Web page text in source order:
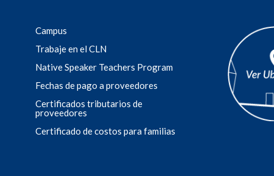
sostenible...
Leer más ...
Campus
Trabaje en el CLN
Native Speaker Teachers Program
Fechas de pago a proveedores
Certificados tributarios de
proveedores
Certificado de costos para familias